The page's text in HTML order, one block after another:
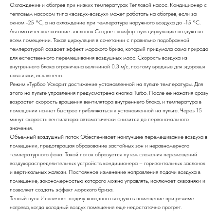
Охлаждение и обогрев при низких температурах Тепловой насос. Кондиционер с
тепловым насосом типа «воздух-воздух» может работать на обогрев, если за
окном -25 °C, а на охлаждение при температуре наружного воздуха до -15 °C.
Автоматическое качание заслонок Создает комфортную циркуляцию воздуха во
всем помещении. Такая циркуляция в сочетании с правильно подобранной
температурой создает эффект морского бриза, который придумала сама природа
для естественного перемешивания воздушных масс. Скорость воздуха из
внутреннего блока ограничена величиной 0.3 м/с, поэтому вредные для здоровья
сквозняки, исключены.
Режим «Турбо» Ускорит достижение установленной на пульте температуры. Для
этого на пульте управления предусмотрена кнопка Turbo. После ее нажатия сразу
возрастет скорость вращения вентилятора внутреннего блока, и температура в
помещении начнет быстрее приближаться к установленной на пульте. Через 15
минут скорость вентилятора автоматически снизится до первоначального
значения.
Объемный воздушный поток Обеспечивает наилучшее перемешивание воздуха в
помещении, предотвращая образование застойных зон и неравномерного
температурного фона. Такой поток образуется путем сложения перемещений
воздухораспределительных устройств кондиционера – горизонтальных заслонок
и вертикальных жалюзи. Постоянное изменение направления подачи воздуха в
помещение, закономерностью которого можно управлять, исключает сквозняки и
позволяет создать эффект морского бриза.
Теплый пуск Исключает подачу холодного воздуха в помещение при режиме
нагрева, когда холодный воздух помещения еще недостаточно прогрет.